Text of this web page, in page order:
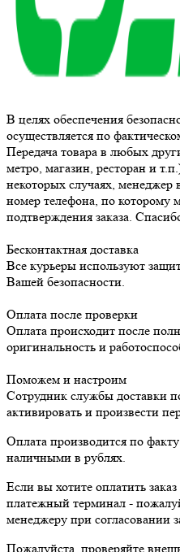
В целях обеспечения
осуществляется по
Передача товара в любых
метро, магазин, ресторан и
некоторых случаях, менеджер
номер телефона, по которому
подтверждения заказа.
Бесконтактная доставка
Все курьеры используют
Вашей безопасности.
Оплата после проверки
Оплата происходит после
оригинальность и
Поможем и настроим
Сотрудник службы доставки
активировать и произвести
Оплата производится по
наличными в рублях.
Если вы хотите оплатить
платежный терминал -
менеджеру при согласовании
Пожалуйста, проверяйте